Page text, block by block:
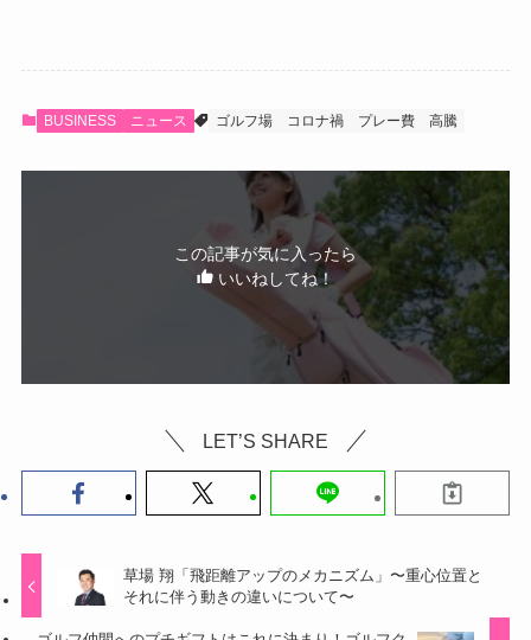
BUSINESS ニュース ゴルフ場 コロナ禍 プレー費 高騰
この記事が気に入ったら
いいねしてね！
LET’S SHARE
草場 翔「飛距離アップのメカニズム」〜重心位置と
それに伴う動きの違いについて〜